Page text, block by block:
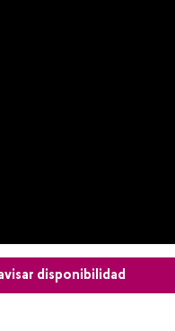
disponibilidad